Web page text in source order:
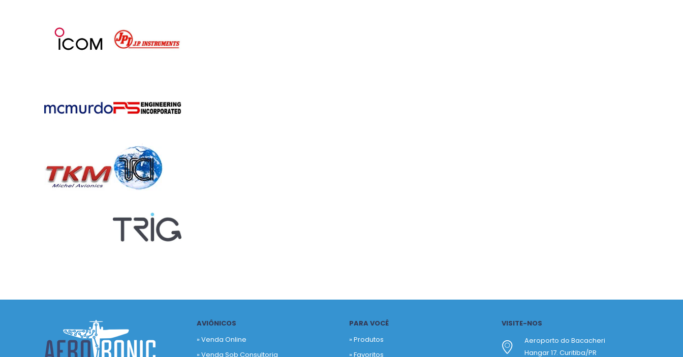
AVIÔNICOS
» Venda Online
» Venda Sob Consultoria
PARA VOCÊ
» Produtos
»Favoritos
VISITE-NOS
Aeroporto do Bacacheri
Hangar 17. Curitiba/PR